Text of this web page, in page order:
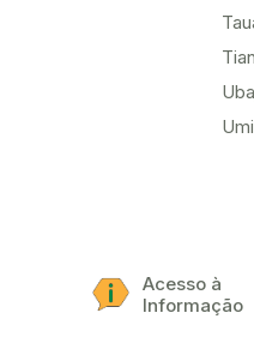
Acesso à
Informação